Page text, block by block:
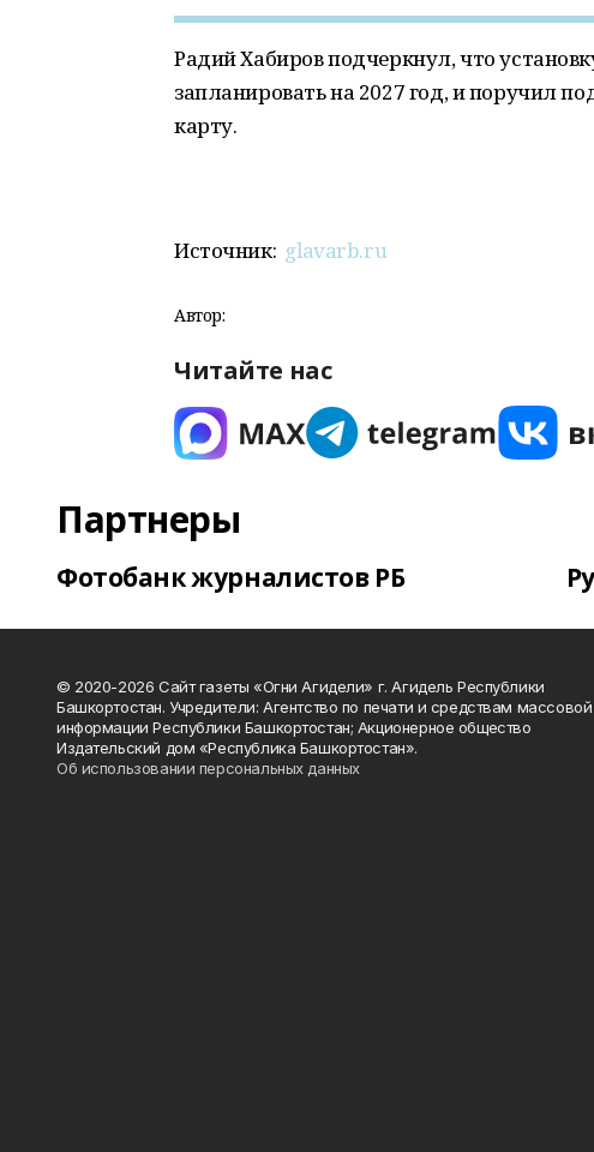
Радий Хабиров подчеркнул, что
запланировать на 2027 год, и поручил
карту.
Источник: glavarb.ru
Автор:
Читайте нас
Партнеры
Фотобанк журналистов РБ
© 2020-2026 Сайт газеты «Огни Агидели» г. Агидель Республики
Башкортостан. Учредители: Агентство по печати и средствам массовой
информации Республики Башкортостан; Акционерное общество
Издательский дом «Республика Башкортостан».
Об использовании персональных данных